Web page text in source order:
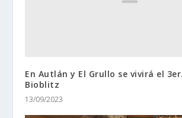
En Autlán y El Grullo se vivirá el
Bioblitz
13/09/2023